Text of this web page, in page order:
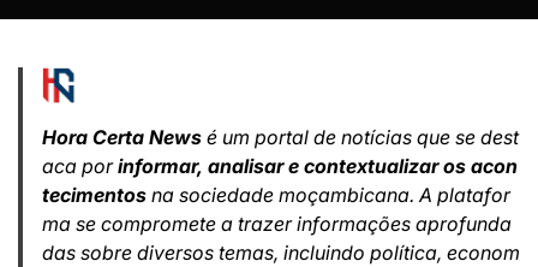
Hora Certa News é um portal de notícias que se dest
aca porinformar, analisar e contextualizar os acon
tecimentos na sociedade moçambicana. A platafor
ma se compromete a trazer informações aprofunda
das sobre diversos temas, incluindo política, econom